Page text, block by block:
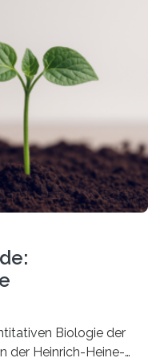
sich in
Es konnte als neue
werden und trägt
primaevus. Dieser erste
in Bernstein
einer
dar, denn…
Biologie der
der Heinrich-Heine-